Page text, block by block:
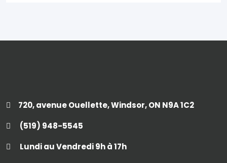
720, avenue Ouellette, Windsor, ON N9A 1C2
(519) 948-5545
Lundi au Vendredi 9h à 17h